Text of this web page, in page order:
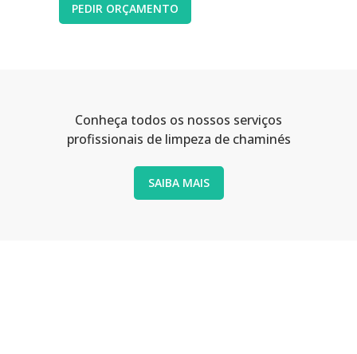
PEDIR ORÇAMENTO
Conheça todos os nossos serviços
profissionais de limpeza de chaminés
SAIBA MAIS